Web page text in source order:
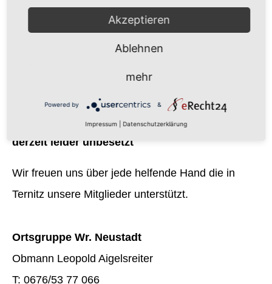
Bezirksgruppe St. Pölten
dietmar.fenz[at]gw-stpoelten.com
Ortsgruppe Ternitz
derzeit leider unbesetzt
Wir freuen uns über jede helfende Hand die in
Ternitz unsere Mitglieder unterstützt.
Ortsgruppe Wr. Neustadt
Obmann Leopold Aigelsreiter
T: 0676/53 77 066
Akzeptieren
Ablehnen
mehr
Powered by &
Impressum Datenschutzerklärung